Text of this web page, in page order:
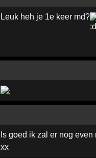
Leuk heh je 1e keer md?
Is goed ik zal er nog even
xx